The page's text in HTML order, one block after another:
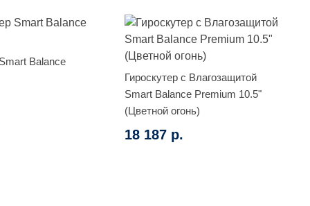
Balance
Гироскутер с Влагозащитой
Smart Balance Premium 10.5"
(Цветной огонь)
18 187 р.